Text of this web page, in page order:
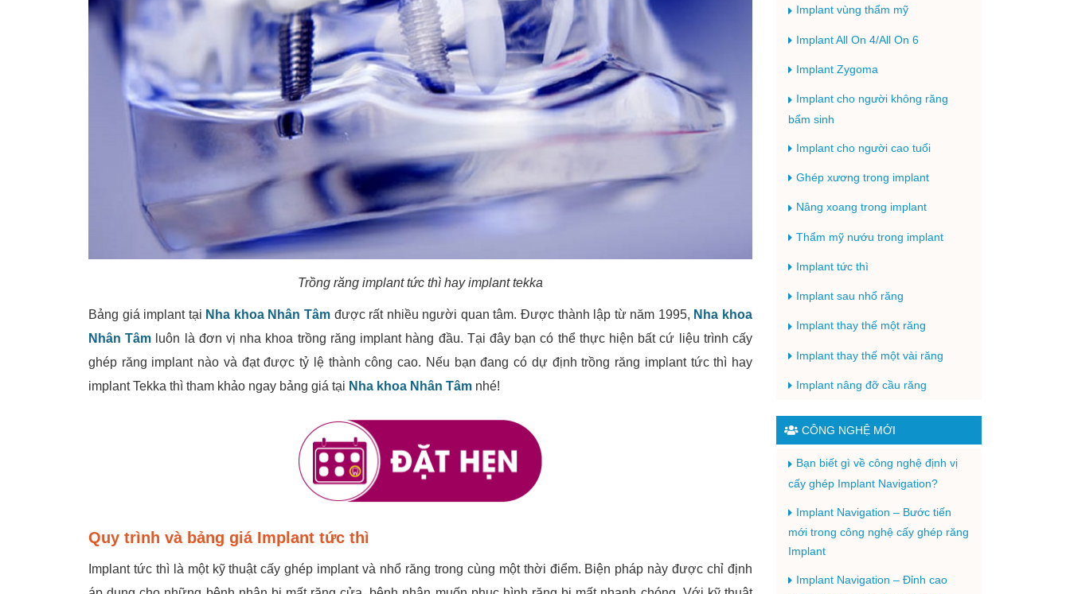
Trồng răng implant tức thì hay implant tekka
Bảng giá implant tại Nha khoa Nhân Tâm được rất nhiều người quan tâm. Được thành lập từ năm 1995, Nha khoa
Nhân Tâm luôn là đơn vị nha khoa trồng răng implant hàng đầu. Tại đây bạn có thể thực hiện bất cứ liệu trình cấy
ghép răng implant nào và đạt được tỷ lệ thành công cao. Nếu bạn đang có dự định trồng răng implant tức thì hay
implant Tekka thì tham khảo ngay bảng giá tại Nha khoa Nhân Tâm nhé!
Quy trình và bảng giá Implant tức thì
Implant tức thì là một kỹ thuật cấy ghép implant và nhổ răng trong cùng một thời điểm. Biện pháp này được chỉ định
Implant vùng thẩm mỹ
Implant All On 4/All On 6
Implant Zygoma
Implant cho người không răng
bẩm sinh
Implant cho người cao tuổi
Ghép xương trong implant
Nâng xoang trong implant
Thẩm mỹ nướu trong implant
Implant tức thì
Implant sau nhổ răng
Implant thay thế một răng
Implant thay thế một vài răng
Implant nâng đỡ cầu răng
CÔNG NGHỆ MỚI
Bạn biết gì về công nghệ định vị
cấy ghép Implant Navigation?
Implant Navigation – Bước tiến
mới trong công nghệ cấy ghép răng
Implant
Implant Navigation – Đỉnh cao